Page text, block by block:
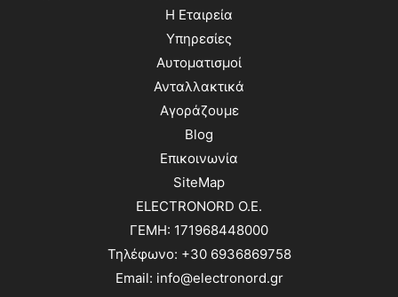
Η Εταιρεία
Υπηρεσίες
Αυτοματισμοί
Ανταλλακτικά
Αγοράζουμε
Blog
Επικοινωνία
SiteMap
ELECTRONORD O.E.
ΓΕΜΗ: 171968448000
Τηλέφωνο: +30 6936869758
Email: info@electronord.gr